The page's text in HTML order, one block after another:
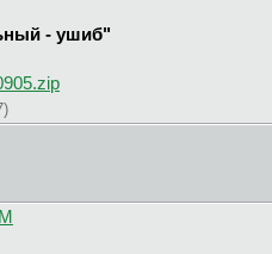
- ушиб"